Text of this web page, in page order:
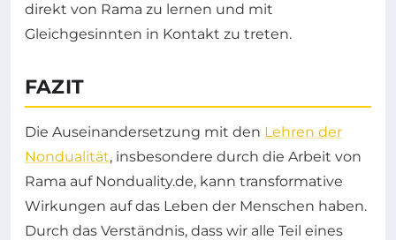
direkt von Rama zu lernen und mit
Gleichgesinnten in Kontakt zu treten.
FAZIT
Die Auseinandersetzung mit den Lehren der
Nondualität, insbesondere durch die Arbeit von
Rama auf Nonduality.de, kann transformative
Wirkungen auf das Leben der Menschen haben.
Durch das Verständnis, dass wir alle Teil eines